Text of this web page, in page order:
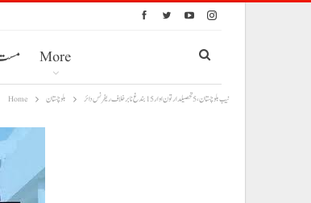
More
Home بلوچستان نیب بلوچستان، 5 تحصیلدار تون اوار 15 بندغ نا برخلاف ریفرنس دائر